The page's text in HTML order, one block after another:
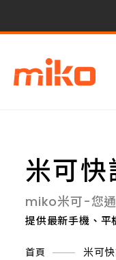
米可快
miko米可-您
提供最新手機、平
首頁 米可